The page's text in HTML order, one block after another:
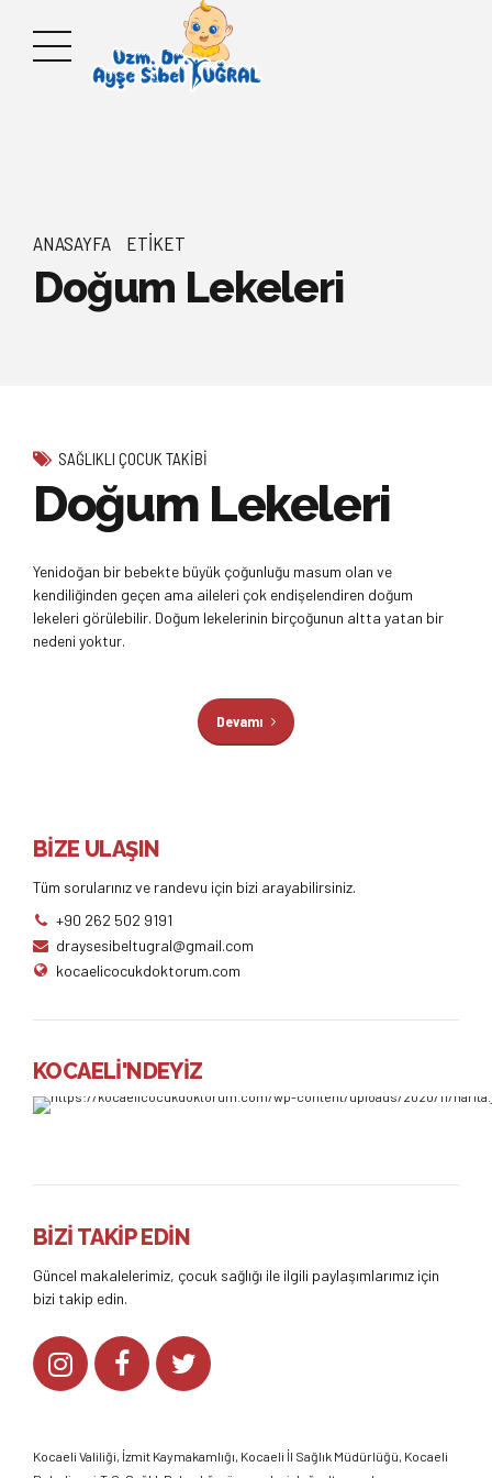
ANASAYFA ETIKET
Doğum Lekeleri
SAĞLIKLI ÇOCUK TAKIBI
Doğum Lekeleri
Yenidoğan bir bebekte büyük çoğunluğu masum olan ve
kendiliğinden geçen ama aileleri çok endişelendiren doğum
lekeleri görülebilir. Doğum lekelerinin birçoğunun altta yatan bir
nedeni yoktur.
Devamı
BİZE ULAŞIN
Tüm sorularınız ve randevu için bizi arayabilirsiniz.
+90 262 502 9191
draysesibeltugral@gmail.com
kocaelicocukdoktorum.com
KOCAELİ'NDEYİZ
BİZİ TAKİP EDİN
Güncel makalelerimiz, çocuk sağlığı ile ilgili paylaşımlarımız için
bizi takip edin.
Kocaeli Valiliği, İzmit Kaymakamlığı, Kocaeli İl Sağlık Müdürlüğü, Kocaeli